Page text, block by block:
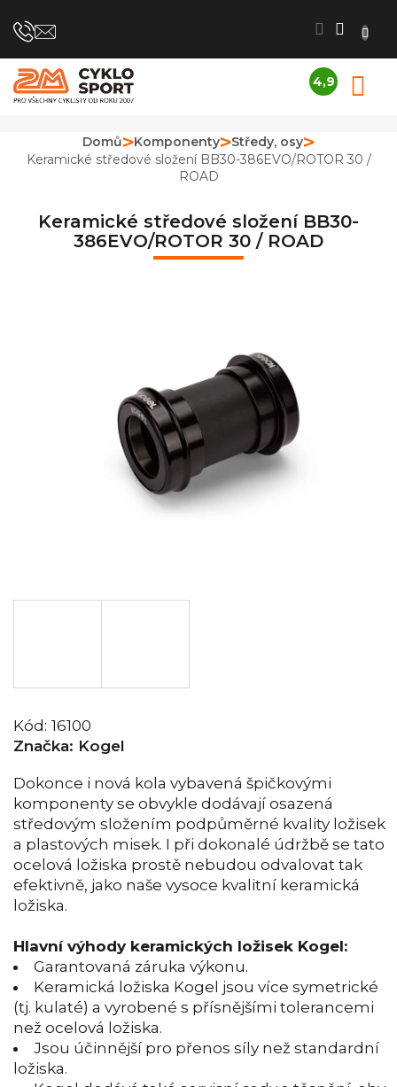
na
4,9
je
4,9
Domů Komponenty
Středy, osy
Keramické středové složení BB30-386EVO/ROTOR 30 /
ROAD
Keramické středové složení BB30-
386EVO/ROTOR 30 / ROAD
Kód: 16100
Značka: Kogel
Dokonce i nová kola vybavená špičkovými
komponenty se obvykle dodávají osazená
středovým složením podpůměrné kvality ložisek
a plastových misek. I při dokonalé údržbě se tato
ocelová ložiska prostě nebudou odvalovat tak
efektivně, jako naše vysoce kvalitní keramická
ložiska.
Hlavní výhody keramických ložisek Kogel:
Garantovaná záruka výkonu.
Keramická ložiska Kogel jsou více symetrické
(tj. kulaté) a vyrobené s přísnějšími tolerancemi
než ocelová ložiska.
Jsou účinnější pro přenos síly než standardní
ložiska.